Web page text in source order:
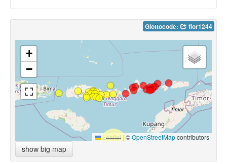
Glottocode: flor1244
+
−
Leaflet |©OpenStreetMapcontributors
show big map